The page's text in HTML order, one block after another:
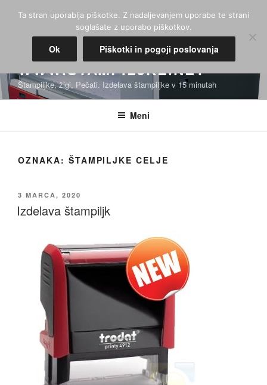
WWW.STAMPILJKE.NET
Štampiljke, žigi, Pečati. Izdelava štampiljke v 15 minutah
Meni
OZNAKA: ŠTAMPILJKE CELJE
OBJAVLJENO
DNE
3 MARCA, 2020
Izdelava štampiljk
Ta stran uporablja piškotke. Z nadaljevanjem uporabe te strani
soglašate z uporabo piškotkov.
Ok Piškotki in pogoji poslovanja